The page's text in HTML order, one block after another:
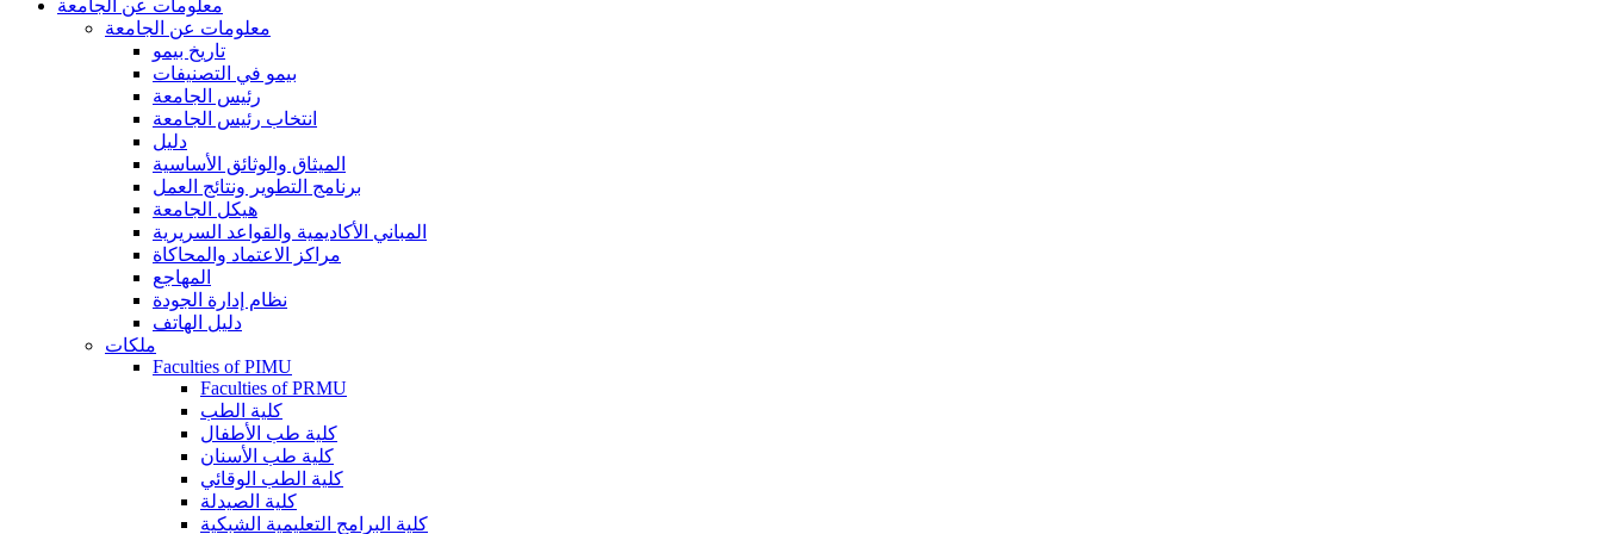
معلومات عن الجامعة
معلومات عن الجامعة
تاريخ بيمو
بيمو في التصنيفات
رئيس الجامعة
انتخاب رئيس الجامعة
دليل
الميثاق والوثائق الأساسية
برنامج التطوير ونتائج العمل
هيكل الجامعة
المباني الأكاديمية والقواعد السريرية
مراكز الاعتماد والمحاكاة
المهاجع
نظام إدارة الجودة
دليل الهاتف
ملكات
Faculties of PIMU
Faculties of PRMU
كلية الطب
كلية طب الأطفال
كلية طب الأسنان
كلية الطب الوقائي
كلية الصيدلة
كلية البرامج التعليمية الشبكية